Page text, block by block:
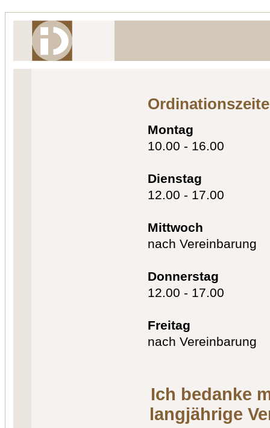
Montag
10.00 - 16.00
Dienstag
12.00 - 17.00
Mittwoch
nach Vereinbarung
Donnerstag
12.00 - 17.00
Freitag
nach Vereinbarung
Ich bedanke
langjährige